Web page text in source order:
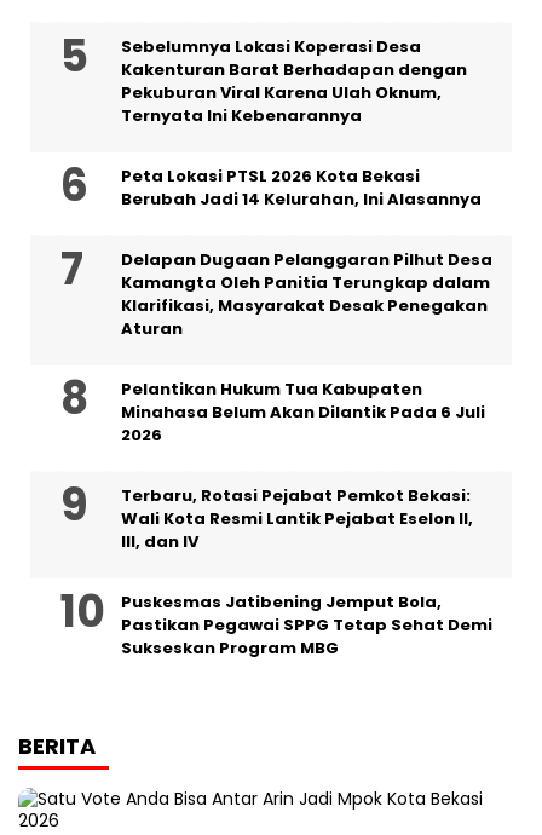
Sebelumnya Lokasi Koperasi Desa
Kakenturan Barat Berhadapan dengan
Pekuburan Viral Karena Ulah Oknum,
Ternyata Ini Kebenarannya
Peta Lokasi PTSL 2026 Kota Bekasi
Berubah Jadi 14 Kelurahan, Ini Alasannya
Delapan Dugaan Pelanggaran Pilhut Desa
Kamangta Oleh Panitia Terungkap dalam
Klarifikasi, Masyarakat Desak Penegakan
Aturan
Pelantikan Hukum Tua Kabupaten
Minahasa Belum Akan Dilantik Pada 6 Juli
2026
‎Terbaru, Rotasi Pejabat Pemkot Bekasi:
Wali Kota Resmi Lantik Pejabat Eselon II,
III, dan IV ‎
Puskesmas Jatibening Jemput Bola,
Pastikan Pegawai SPPG Tetap Sehat Demi
Sukseskan Program MBG
BERITA